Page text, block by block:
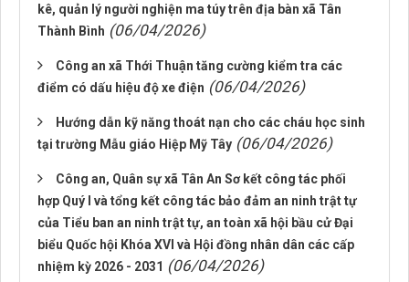
kê, quản lý người nghiện ma túy trên địa bàn xã Tân
Thành Bình (06/04/2026)
Công an xã Thới Thuận tăng cường kiểm tra các
điểm có dấu hiệu độ xe điện (06/04/2026)
Hướng dẫn kỹ năng thoát nạn cho các cháu học sinh
tại trường Mẫu giáo Hiệp Mỹ Tây (06/04/2026)
Công an, Quân sự xã Tân An Sơ kết công tác phối
hợp Quý I và tổng kết công tác bảo đảm an ninh trật tự
của Tiểu ban an ninh trật tự, an toàn xã hội bầu cử Đại
biểu Quốc hội Khóa XVI và Hội đồng nhân dân các cấp
nhiệm kỳ 2026 - 2031 (06/04/2026)